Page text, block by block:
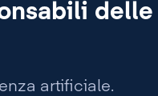
delle
artificiale.